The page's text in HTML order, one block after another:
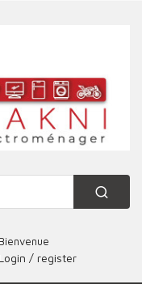
Bienvenue
Login / register